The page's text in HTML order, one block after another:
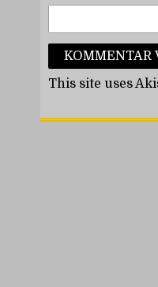
This site uses